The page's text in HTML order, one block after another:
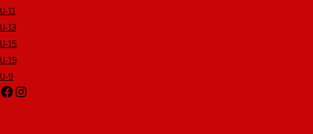
U-11
U-13
U-15
U-19
U-9
Facebook
Instagram